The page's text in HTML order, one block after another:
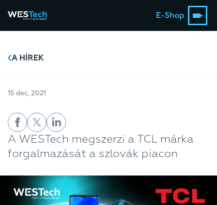
E-Shop
A HÍREK
15 dec, 2021
A WESTech megszerzi a TCL márka
forgalmazását a szlovák piacon